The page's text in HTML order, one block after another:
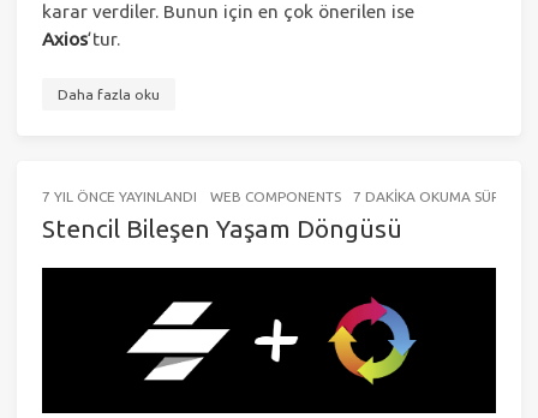
karar verdiler. Bunun için en çok önerilen ise
Axios‘tur.
Daha fazla oku
7 YIL ÖNCE YAYINLANDI WEB COMPONENTS 7 DAKIKA OKUMA SÜRESI
Stencil Bileşen Yaşam Döngüsü